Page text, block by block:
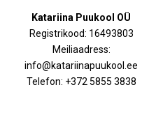
Katariina Puukool OÜ
Registrikood: 16493803
Meiliaadress:
info@katariinapuukool.ee
Telefon: +372 5855 3838